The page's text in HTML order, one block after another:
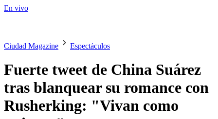
En vivo
Ciudad Magazine Espectáculos
Fuerte tweet de China Suárez
tras blanquear su romance con
Rusherking: "Vivan como